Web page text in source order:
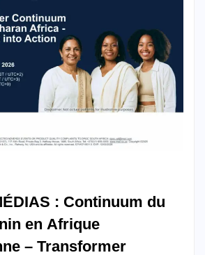
: Continuum du
en Afrique
– Transformer